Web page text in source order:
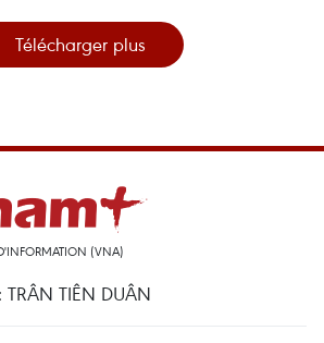
Télécharger plus
(VNA)
TIÊN DUÂN